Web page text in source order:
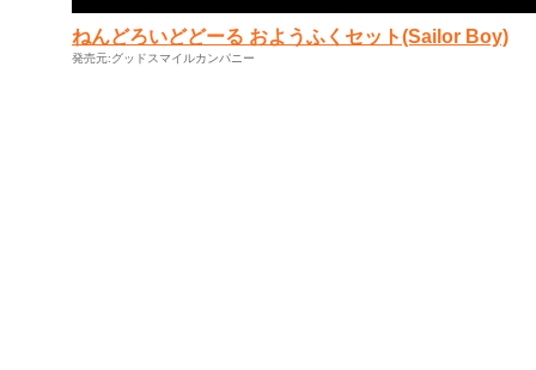
ねんどろいどどーる おようふくセット(Sailor Boy)
発売元:グッドスマイルカンパニー